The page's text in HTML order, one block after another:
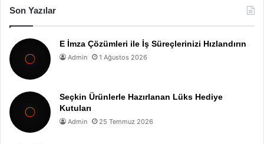
Son Yazılar
E İmza Çözümleri ile İş Süreçlerinizi Hızlandırın
Admin 1 Ağustos 2026
Seçkin Ürünlerle Hazırlanan Lüks Hediye
Kutuları
Admin 25 Temmuz 2026